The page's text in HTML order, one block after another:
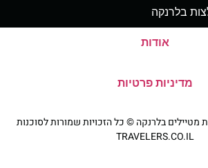
בלרנקה
אודות
מדיניות פרטיות
מטיילים בלרנקה © כל הזכויות שמורות לסוכנות
TRAVELERS.CO.IL